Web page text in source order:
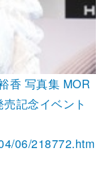
香 写真集 MOR
記念イベント
06/218772.htm